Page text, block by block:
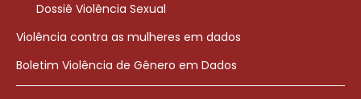
Dossiê Violência Sexual
Violência contra as mulheres em dados
Boletim Violência de Gênero em Dados